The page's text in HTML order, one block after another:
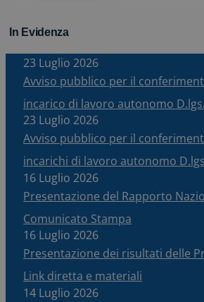
In Evidenza
23 Luglio 2026
Avviso pubblico per il
incarico di lavoro autonomo
23 Luglio 2026
Avviso pubblico per il
incarichi di lavoro autonomo
16 Luglio 2026
Presentazione del Rapporto
Comunicato Stampa
16 Luglio 2026
Presentazione dei risultati delle
Link diretta e materiali
14 Luglio 2026